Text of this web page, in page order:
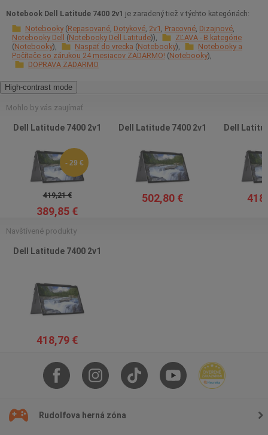
Notebook Dell Latitude 7400 2v1 je zaradený tiež v týchto kategóriách:
Notebooky Repasované Dotykové 2v1 Pracovné Dizajnové
Notebooky Dell
Notebooky Dell Latitude
ZĽAVA - B kategórie
Notebooky
Naspäť do vrecka Notebooky
Notebooky a
Počítače so zárukou 24 mesiacov ZADARMO! Notebooky
DOPRAVA ZADARMO
High-contrast mode
Mohlo by vás zaujímať
Dell Latitude 7400 2v1
- 29 €
419,21 €
389,85 €
Dell Latitude 7400 2v1
502,80 €
Dell
Navštívené produkty
Dell Latitude 7400 2v1
418,79 €
Rudolfova herná zóna